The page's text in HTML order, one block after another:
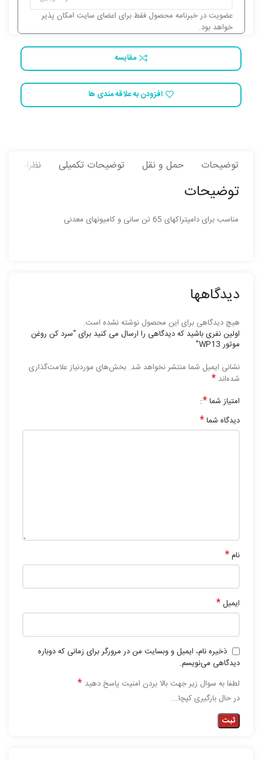
عضویت در خبرنامه محصول فقط برای اعضای سایت امکان پذیر
خواهد بود.
مقایسه
افزودن به علاقه مندی ها
توضیحات حمل و نقل توضیحات تکمیلی نظرات (0)
توضیحات
مناسب برای دامپتراکهای 65 تن سانی و کامیونهای معدنی
دیدگاهها
هیچ دیدگاهی برای این محصول نوشته نشده است.
اولین نفری باشید که دیدگاهی را ارسال می کنید برای “سرد کن روغن
موتور WP13”
نشانی ایمیل شما منتشر نخواهد شد. بخش‌های موردنیاز علامت‌گذاری
شده‌اند *
امتیاز شما*
دیدگاه شما*
نام*
ایمیل*
ذخیره نام، ایمیل و وبسایت من در مرورگر برای زمانی که دوباره
دیدگاهی می‌نویسم.
لطفا به سوال زیر جهت بالا بردن امنیت پاسخ دهید *
در حال بارگیری کپچا...